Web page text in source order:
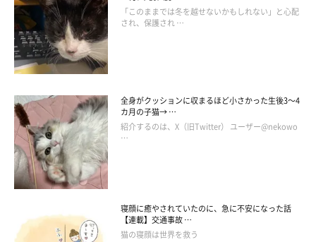
ん。現在は3才10カ月の立派な成猫になりました。
お迎え当初を振り返りつつ、飼い主さんはおまめちゃんの変化に
ついてこう話します。
飼い主さん：
「獣医さんからは『衰弱しているのでいつ命が尽きてもおかしく
ない』といわれており、あんなに小さな頃から猫をお世話したこ
ともなかったので、最初は常に体温が下がっていないか、息はし
ているか、といったことが心配で夜のミルクなども敏感になって
いました。
「このままでは冬を越せないかもしれない」と心配
され、保護され …
全身がクッションに収まるほど小さかった生後3～4
カ月の子猫→ …
紹介するのは、X（旧Twitter） ユーザー@nekowo
…
寝顔に癒やされていたのに、急に不安になった話
【連載】交通事故 …
猫の寝顔は世界を救う